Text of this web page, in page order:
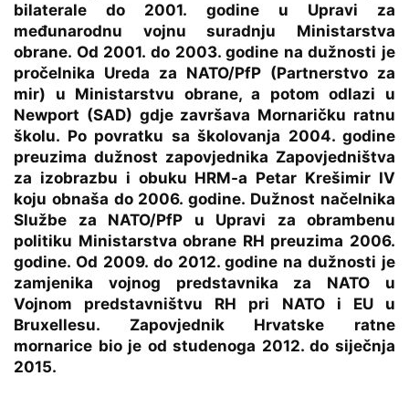
bilaterale do 2001. godine u Upravi za
međunarodnu vojnu suradnju Ministarstva
obrane. Od 2001. do 2003. godine na dužnosti je
pročelnika Ureda za NATO/PfP (Partnerstvo za
mir) u Ministarstvu obrane, a potom odlazi u
Newport (SAD) gdje završava Mornaričku ratnu
školu. Po povratku sa školovanja 2004. godine
preuzima dužnost zapovjednika Zapovjedništva
za izobrazbu i obuku HRM-a Petar Krešimir IV
koju obnaša do 2006. godine. Dužnost načelnika
Službe za NATO/PfP u Upravi za obrambenu
politiku Ministarstva obrane RH preuzima 2006.
godine. Od 2009. do 2012. godine na dužnosti je
zamjenika vojnog predstavnika za NATO u
Vojnom predstavništvu RH pri NATO i EU u
Bruxellesu. Zapovjednik Hrvatske ratne
mornarice bio je od studenoga 2012. do siječnja
2015.